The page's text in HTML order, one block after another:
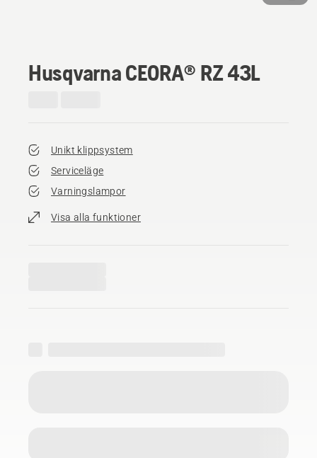
Husqvarna CEORA® RZ 43L
Unikt klippsystem
Serviceläge
Varningslampor
Visa alla funktioner